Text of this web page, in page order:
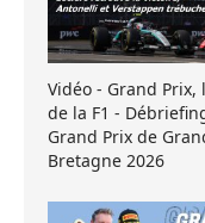
Vidéo - Grand Prix,
de la F1 -
Grand Prix de
Bretagne 2026